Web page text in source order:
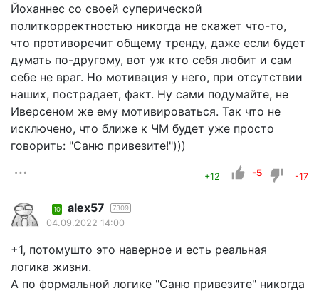
Йоханнес со своей суперической
политкорректностью никогда не скажет что-то,
что противоречит общему тренду, даже если будет
думать по-другому, вот уж кто себя любит и сам
себе не враг. Но мотивация у него, при отсутствии
наших, пострадает, факт. Ну сами подумайте, не
Иверсеном же ему мотивироваться. Так что не
исключено, что ближе к ЧМ будет уже просто
говорить: "Саню привезите!")))
+12 -5 -17
10 alex57 7309
04.09.2022 14:00
+1, потомушто это наверное и есть реальная
логика жизни.
А по формальной логике "Саню привезите" никогда